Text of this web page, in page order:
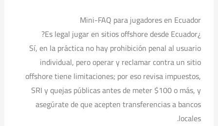
Mini-FAQ para jugadores en Ecuador
¿Es legal jugar en sitios offshore desde Ecuador?
Sí, en la práctica no hay prohibición penal al usuario
individual, pero operar y reclamar contra un sitio
offshore tiene limitaciones; por eso revisa impuestos,
SRI y quejas públicas antes de meter $100 o más, y
asegúrate de que acepten transferencias a bancos
locales.